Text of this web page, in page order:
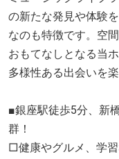
の新たな発見や体験
なのも特徴です。空
おもてなしとなる当
多様性ある出会いを
■銀座駅徒歩5分、新
群！
□健康やグルメ、学